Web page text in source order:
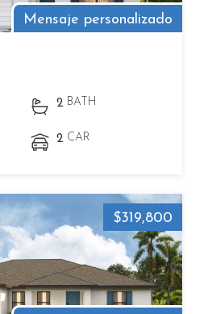
Mensaje personalizado
2 BATH
2 CAR
$319,800